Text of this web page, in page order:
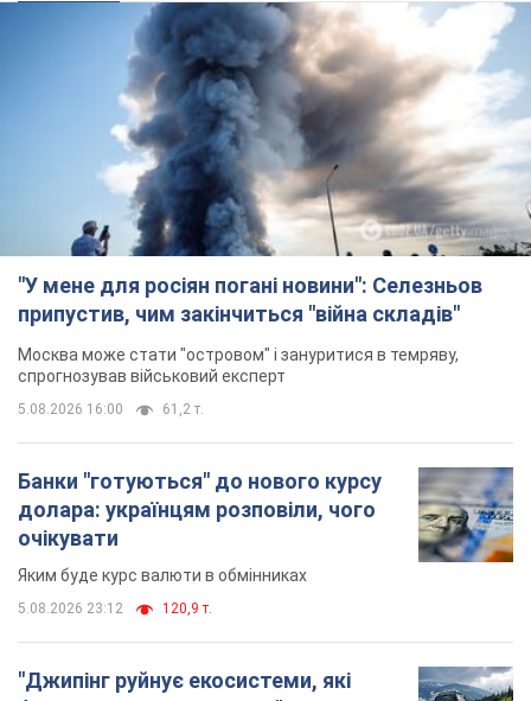
"У мене для росіян погані новини": Селезньов
припустив, чим закінчиться "війна складів"
Москва може стати "островом" і зануритися в темряву,
спрогнозував військовий експерт
5.08.2026 16:00 61,2 т.
Банки "готуються" до нового курсу
долара: українцям розповіли, чого
очікувати
Яким буде курс валюти в обмінниках
5.08.2026 23:12 120,9 т.
"Джипінг руйнує екосистеми, які